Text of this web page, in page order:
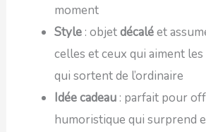
moment
Style : objetdécaléet
celles et ceux qui aiment
qui sortent de l’ordinaire
Idée cadeau : parfait pour
humoristique qui surprend